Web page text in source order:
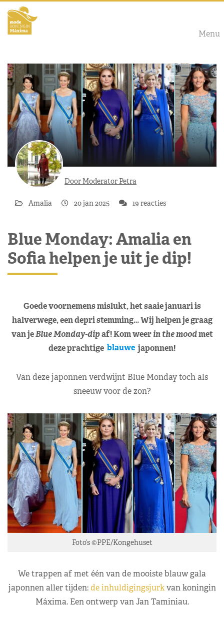
Menu
Door Moderator Petra
Amalia 20 jan 2025 19 reacties
Blue Monday: Amalia en
Sofia helpen je uit je dip!
Goede voornemens mislukt, het saaie januari is
halverwege, een depri stemming… Wij helpen je graag
van jeBlue Monday-dipaf! Kom weerin the moodmet
deze prachtige blauwe japonnen!
Van deze japonnen verdwijnt Blue Monday toch als
sneeuw voor de zon?
Foto’s ©PPE/Kongehuset
We trappen af met één van de mooiste blauw gala
japonnen aller tijden:de inhuldigingsjurkvan koningin
Máxima. Een ontwerp van Jan Taminiau.